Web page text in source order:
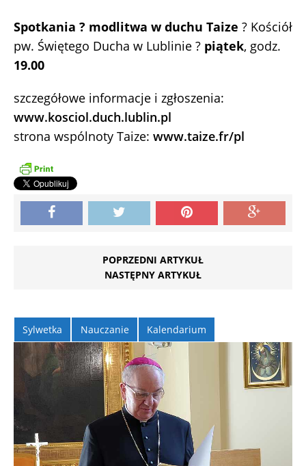
Spotkania ? modlitwa w duchu Taize ? Kościół
pw. Świętego Ducha w Lublinie ? piątek, godz.
19.00
szczegółowe informacje i zgłoszenia:
www.kosciol.duch.lublin.pl
strona wspólnoty Taize: www.taize.fr/pl
POPRZEDNI ARTYKUŁ
NASTĘPNY ARTYKUŁ
Sylwetka Nauczanie Kalendarium